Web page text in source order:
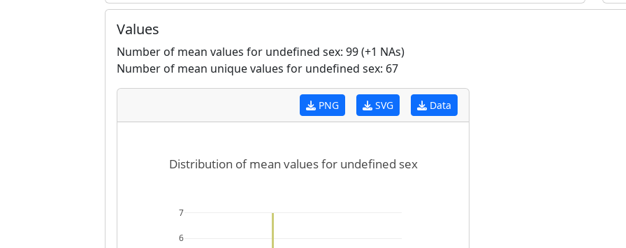
Values
Number of mean values for undefined sex: 99 (+1 NAs)
Number of mean unique values for undefined sex: 67
Data
SVG
PNG
6
7
Distribution of mean values for undefined sex